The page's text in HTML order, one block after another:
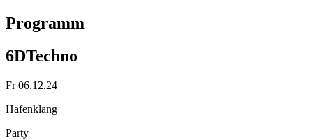
Programm
6DTechno
Fr 06.12.24
Hafenklang
Party